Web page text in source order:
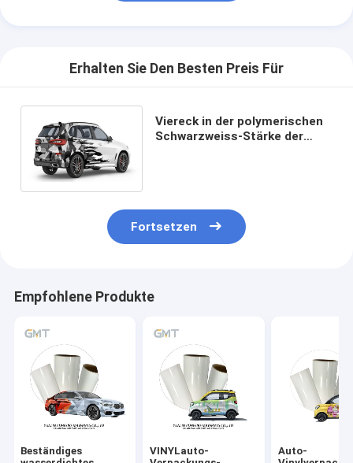
Erhalten Sie Den Besten Preis Für
Viereck in der polymerischen
Schwarzweiss-Stärke der
Fortsetzen
Empfohlene Produkte
Beständiges
VINYLauto-
Auto-